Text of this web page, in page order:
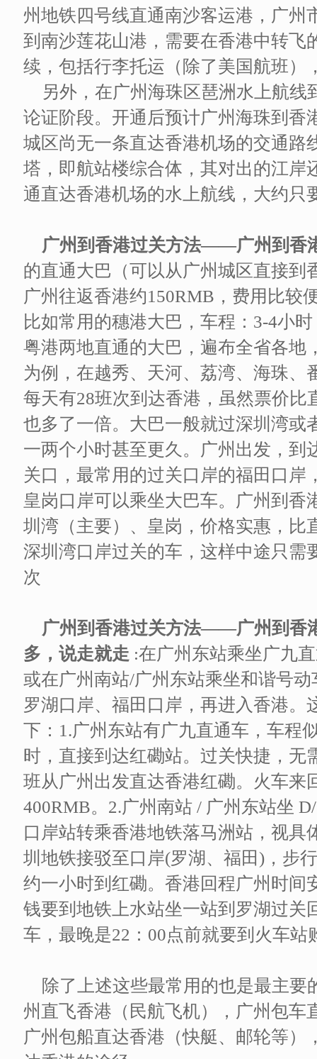
州地铁四号线直通南沙客运港，广州
到南沙莲花山港，需要在香港中转飞
续，包括行李托运（除了美国航班）
另外，在广州海珠区琶洲水上航
论证阶段。开通后预计广州海珠到香
城区尚无一条直达香港机场的交通路
塔，即航站楼综合体，其对出的江岸
通直达香港机场的水上航线，大约只
广州到香港过关方法——广州到香
的直通大巴（可以从广州城区直接到
广州往返香港约150RMB，费用比较
比如常用的穗港大巴，车程：3-4小
粤港两地直通的大巴，遍布全省各地
为例，在越秀、天河、荔湾、海珠、
每天有28班次到达香港，虽然票价
也多了一倍。大巴一般就过深圳湾或
一两个小时甚至更久。广州出发，到
关口，最常用的过关口岸的福田口岸
皇岗口岸可以乘坐大巴车。广州到香
圳湾（主要）、皇岗，价格实惠，比
深圳湾口岸过关的车，这样中途只需
次
广州到香港过关方法——广州到香
多，说走就走 :在广州东站乘坐广九
或在广州南站/广州东站乘坐和谐号
罗湖口岸、福田口岸，再进入香港。
下：1.广州东站有广九直通车，车程
时，直接到达红磡站。过关快捷，无
班从广州出发直达香港红磡。火车来
400RMB。2.广州南站 / 广州东站坐
口岸站转乘香港地铁落马洲站，视具
圳地铁接驳至口岸(罗湖、福田)，步
约一小时到红磡。香港回程广州时间
钱要到地铁上水站坐一站到罗湖过关
车，最晚是22：00点前就要到火车站
除了上述这些最常用的也是最主
州直飞香港（民航飞机），广州包车
广州包船直达香港（快艇、邮轮等）